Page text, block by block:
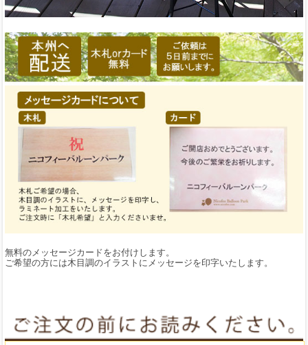
無料のメッセージカードをお付けします。
ご希望の方には木目調のイラストにメッセージを印字いたします。